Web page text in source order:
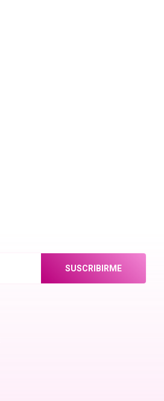
SUSCRIBIRME